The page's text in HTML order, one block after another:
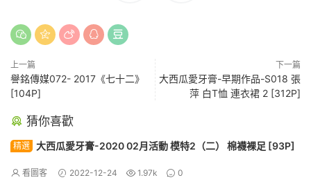
上一篇
譽銘傳媒072- 2017《七十二》
[104P]
下一篇
大西瓜愛牙膏-早期作品-S018 張
萍 白T恤 連衣裙 2 [312P]
猜你喜歡
精選 大西瓜愛牙膏-2020 02月活動 模特2（二） 棉襪裸足 [93P]
看圖客 2022-12-24 1.97k 0